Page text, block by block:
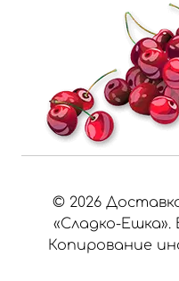
© 2026
«Сладко-
Копирование